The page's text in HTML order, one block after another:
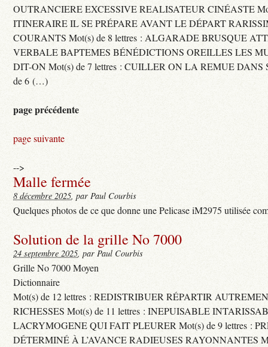
OUTRANCIERE EXCESSIVE REALISATEUR CINÉASTE
ITINERAIRE IL SE PRÉPARE AVANT LE DÉPART
COURANTS Mot(s) de 8 lettres : ALGARADE BRUSQUE
VERBALE BAPTEMES BÉNÉDICTIONS OREILLES LES
DIT-ON Mot(s) de 7 lettres : CUILLER ON LA REMUE DANS
de 6 (…)
page précédente
page suivante
-->
Malle fermée
8 décembre 2025, par Paul Courbis
Quelques photos de ce que donne une Pelicase iM2975 utilisée
Solution de la grille No 7000
24 septembre 2025, par Paul Courbis
Grille No 7000 Moyen
Dictionnaire
Mot(s) de 12 lettres : REDISTRIBUER RÉPARTIR
RICHESSES Mot(s) de 11 lettres : INEPUISABLE
LACRYMOGENE QUI FAIT PLEURER Mot(s) de 9 lettres :
DÉTERMINÉ À L’AVANCE RADIEUSES RAYONNANTES